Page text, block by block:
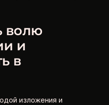
волю
и
в
изложения и